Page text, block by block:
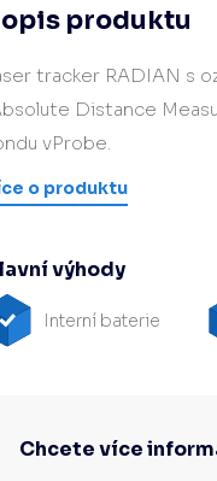
Retrofit
produktu
tracker RADIAN s
Distance
vProbe.
o produktu
výhody
Interní baterie
Chcete více